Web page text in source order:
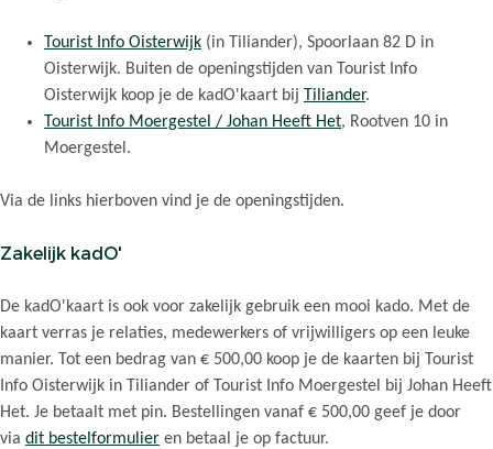
Tourist Info Oisterwijk (in Tiliander), Spoorlaan 82 D in
Oisterwijk. Buiten de openingstijden van Tourist Info
Oisterwijk koop je de kadO'kaart bij Tiliander.
Tourist Info Moergestel / Johan Heeft Het, Rootven 10 in
Moergestel.
Via de links hierboven vind je de openingstijden.
Zakelijk kadO'
De kadO'kaart is ook voor zakelijk gebruik een mooi kado. Met de
kaart verras je relaties, medewerkers of vrijwilligers op een leuke
manier. Tot een bedrag van € 500,00 koop je de kaarten bij Tourist
Info Oisterwijk in Tiliander of Tourist Info Moergestel bij Johan Heeft
Het. Je betaalt met pin. Bestellingen vanaf € 500,00 geef je door
via dit bestelformulier en betaal je op factuur.